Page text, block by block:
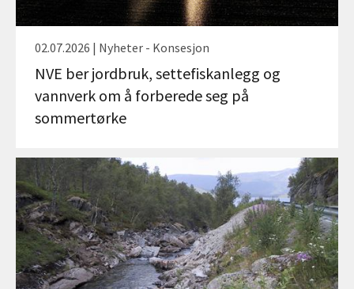
02.07.2026 | Nyheter - Konsesjon
NVE ber jordbruk, settefiskanlegg og
vannverk om å forberede seg på
sommertørke